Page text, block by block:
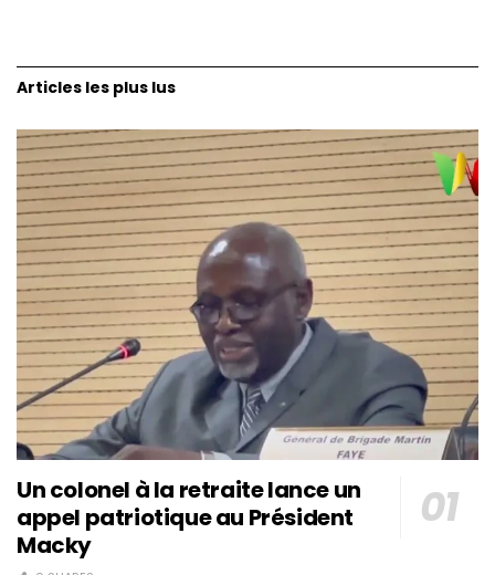
Articles les plus lus
Un colonel à la retraite lance un
appel patriotique au Président
Macky